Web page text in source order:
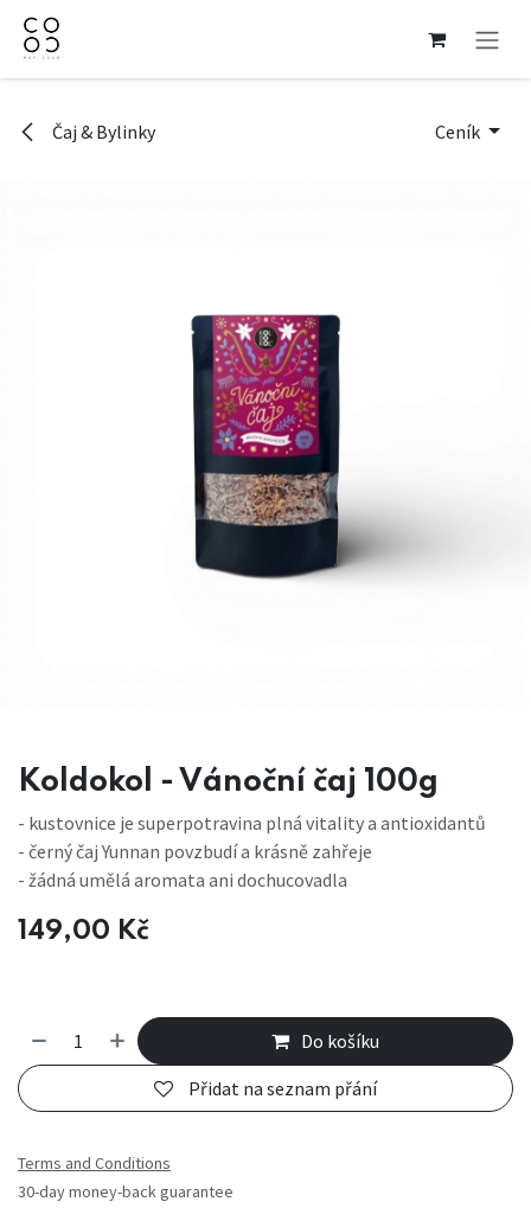
Přejít na obsah
Čaj & Bylinky Ceník
Koldokol - Vánoční čaj 100g
- kustovnice je superpotravina plná vitality a antioxidantů
- černý čaj Yunnan povzbudí a krásně zahřeje
- žádná umělá aromata ani dochucovadla
149,00 Kč
Do košíku
Přidat na seznam přání
Terms and Conditions
30-day money-back guarantee